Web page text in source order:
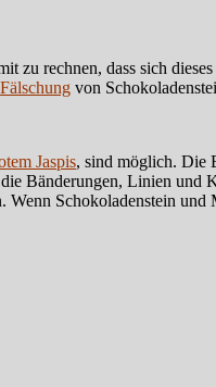
zu rechnen, dass sich
Fälschung von
Jaspis, sind möglich. Die
Bänderungen, Linien
Schokoladenstein